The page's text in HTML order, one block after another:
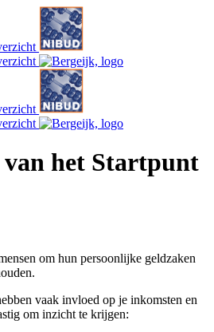
het Startpunt
om hun persoonlijke geldzaken
vaak invloed op je inkomsten en
om inzicht te krijgen: